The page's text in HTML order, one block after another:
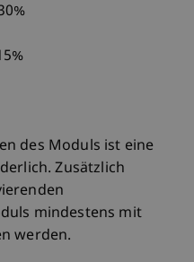
des Moduls ist eine
Zusätzlich
mindestens mit
werden.